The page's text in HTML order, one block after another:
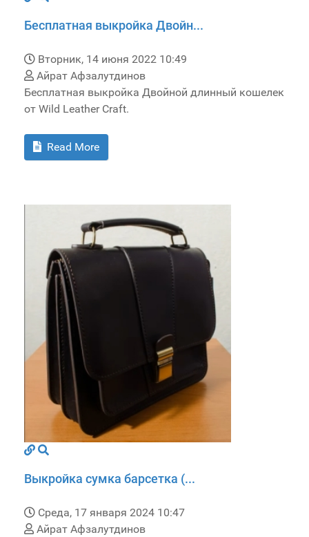
Бесплатная выкройка Двойн...
Вторник, 14 июня 2022 10:49
Айрат Афзалутдинов
Бесплатная выкройка Двойной длинный кошелек
от Wild Leather Craft.
Read More
Выкройка сумка барсетка (...
Среда, 17 января 2024 10:47
Айрат Афзалутдинов